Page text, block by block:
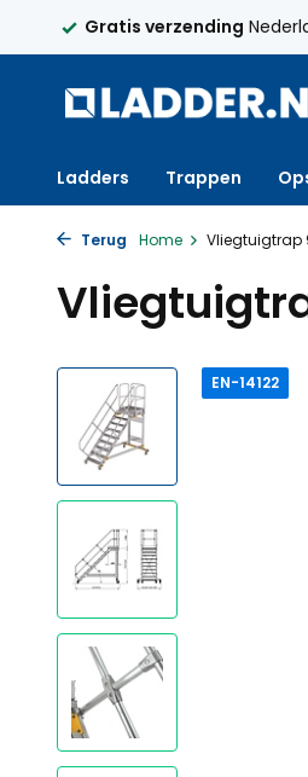
vanaf € 250,- Op rekening
Ladders Trappen
Terug Home Vliegtuigtrap
EN-14122